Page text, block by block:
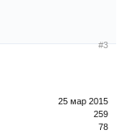
#3
25 мар 2015
259
78